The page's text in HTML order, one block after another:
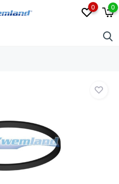
0 0